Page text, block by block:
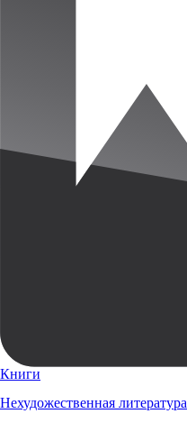
Книги
Нехудожественная литература